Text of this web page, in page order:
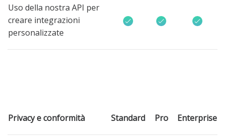
Uso della nostra API per
creare integrazioni
personalizzate
Privacy e conformità Standard Pro Enterprise